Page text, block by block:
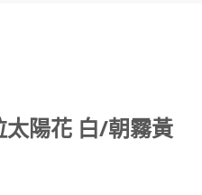
陽花 白/朝霧黃